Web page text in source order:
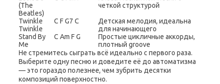
(The
Beatles)
четкой структурой
Twinkle
Twinkle
C F G7 C
Детская мелодия, идеальна
для начинающего
Stand By
Me
C Am F G
Простые цикличные аккорды,
плотный groove
Не стремитесь сыграть всё идеально с первого раза.
Выберите одну песню и доведите её до автоматизма
— это гораздо полезнее, чем зубрить десятки
композиций поверхностно.